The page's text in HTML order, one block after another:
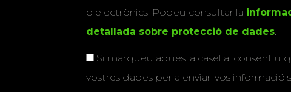
o electrònics. Podeu consultar la
detallada sobre protecció de dades.
Si marqueu aquesta casella, consentiu
vostres dades per a enviar-vos informació